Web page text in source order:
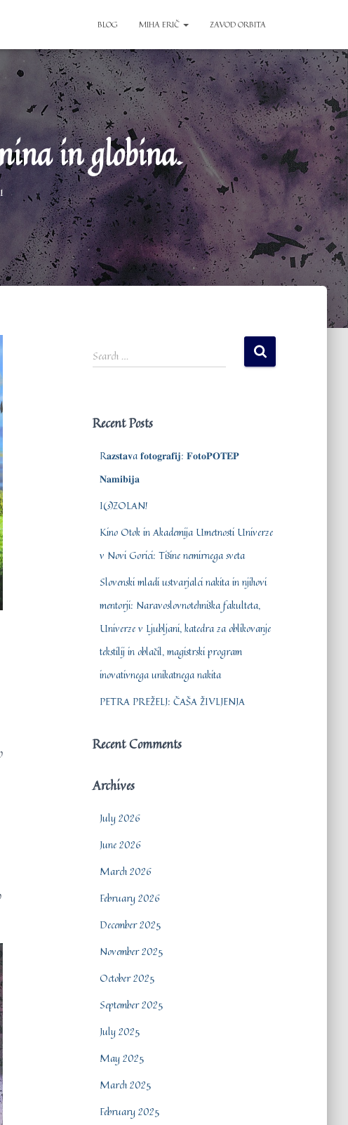
BLOG MIHA ERIČ ZAVOD ORBITA
in globina.
S
e
h
Search …
Recent Posts
R𝐚𝐳𝐬𝐭𝐚𝐯a 𝐟𝐨𝐭𝐨𝐠𝐫𝐚𝐟𝐢𝐣: 𝐅𝐨𝐭𝐨𝐏𝐎𝐓𝐄𝐏
𝐍𝐚𝐦𝐢𝐛𝐢𝐣𝐚
I(s)ZOLAN!
Kino Otok in Akademija Umetnosti Univerze
v Novi Gorici: Tišine nemirnega sveta
Slovenski mladi ustvarjalci nakita in njihovi
mentorji: Naravoslovnotehniška fakulteta,
Univerze v Ljubljani, katedra za oblikovanje
tekstilij in oblačil, magistrski program
inovativnega unikatnega nakita
PETRA PREŽELJ: ČAŠA ŽIVLJENJA
Recent Comments
Archives
July 2026
June 2026
March 2026
February 2026
December 2025
November 2025
October 2025
September 2025
July 2025
May 2025
March 2025
February 2025